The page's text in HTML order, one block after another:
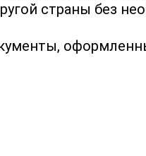
страны без